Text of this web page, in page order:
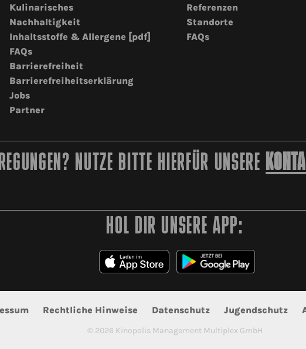
Kulinarisches
Nachhaltigkeit
Inhaltsstoffe & Allergene [pdf]
FAQs
Barrierefreiheit
Barrierefreiheitserklärung
Jobs
Partner
Referenzen
Standorte
FAQs
NUTZE BITTE HIERFÜR UNSERE
HOL DIR UNSERE APP:
Rechtliche Hinweise Datenschutz Jugendschutz
© 2026 Kinopolis Management Multiplex GmbH